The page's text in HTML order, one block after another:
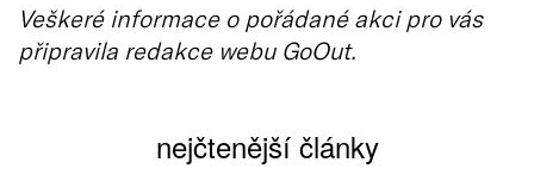
Veškeré informace o pořádané akci pro vás
připravila redakce webu GoOut.
nejčtenější články